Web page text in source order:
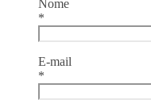
Nome
*
E-mail
*